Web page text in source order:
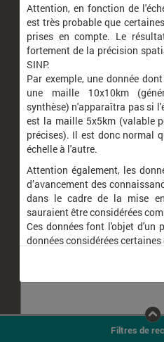
Nom latin
Egretta garzetta
Filtres de
Attention, en fonction de
est très probable que
prises en compte. Le
fortement de la précision
SINP.
Par exemple, une donnée
une maille 10x10km
synthèse) n'apparaîtra pas si
est la maille 5x5km (valable
précises). Il est donc normal
échelle à l'autre.
Attention également, les
d’avancement des
dans le cadre de la mise
sauraient être considérées
Ces données font l'objet d'un
données considérées
ainsi que celles pour